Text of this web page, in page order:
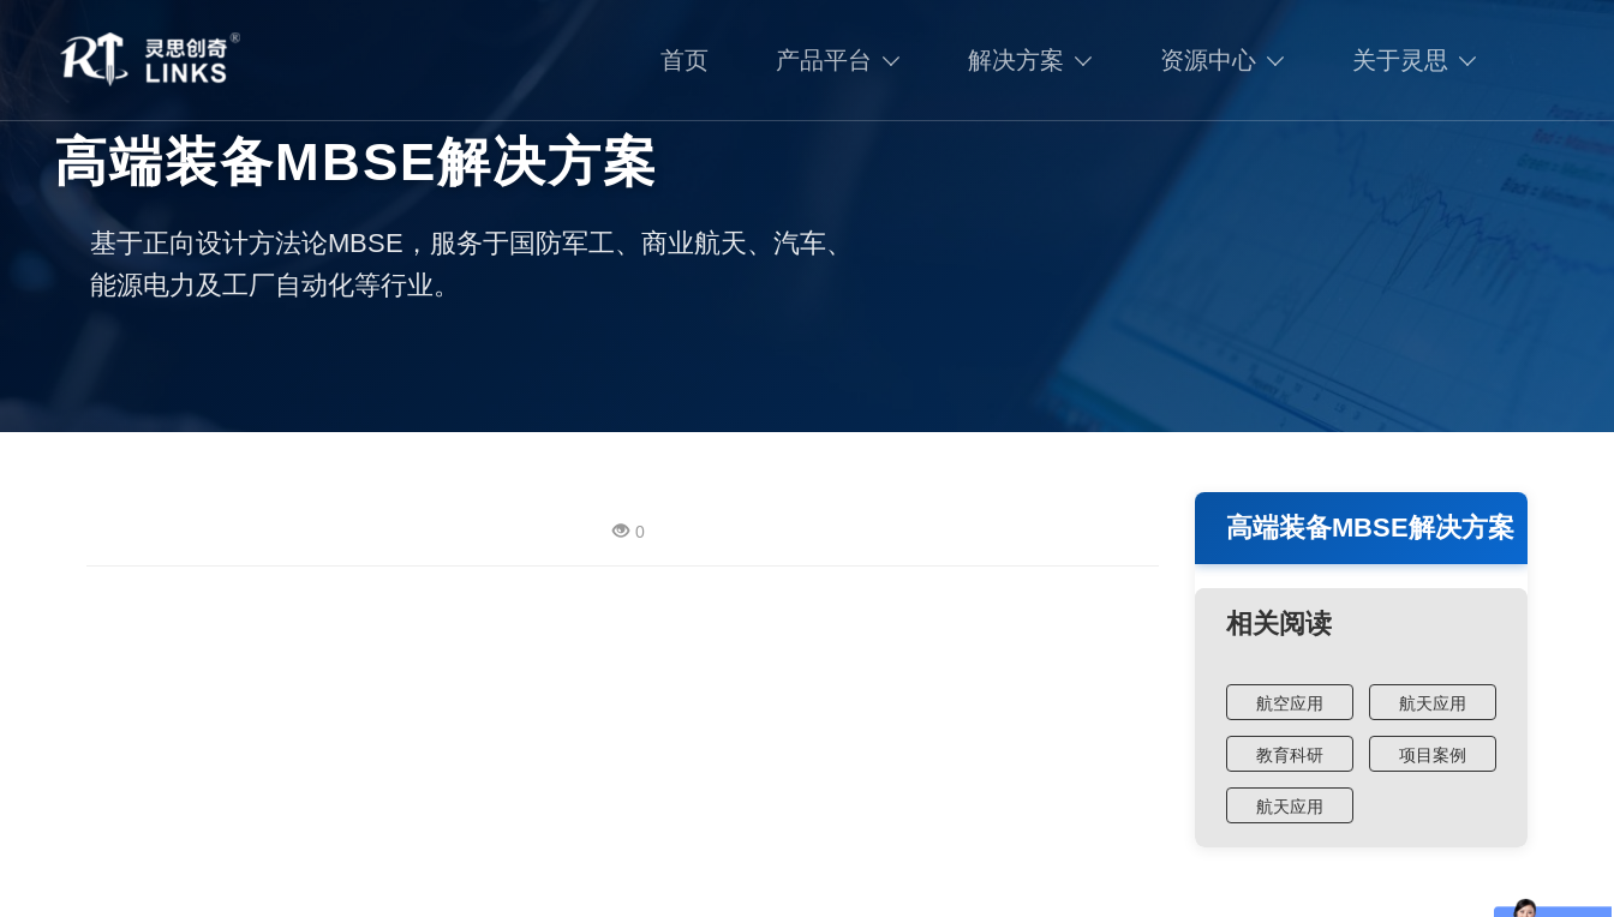
首页 产品平台 解决方案 资源中心 关于灵思
高端装备MBSE解决方案
基于正向设计方法论MBSE，服务于国防军工、商业航天、汽车、
能源电力及工厂自动化等行业。
0 高端装备MBSE解决方案
相关阅读
航空应用 航天应用
教育科研 项目案例
航天应用